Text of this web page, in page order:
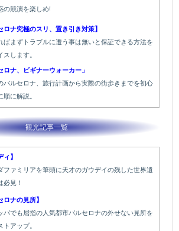
の競演を楽しめ!
ロナ究極のスリ、置き引き対策】
ばまずトラブルに遭う事は無いと保証できる方法を
スします。
ロナ、ビギナーウォーカー」
バルセロナ、旅行計画から実際の街歩きまでを初心
順に解説。
観光記事一覧
ィ】
ファミリアを筆頭に天才のガウデイの残した世界遺
必見！
ロナの見所】
パでも屈指の人気都市バルセロナの外せない見所を
トアップ。